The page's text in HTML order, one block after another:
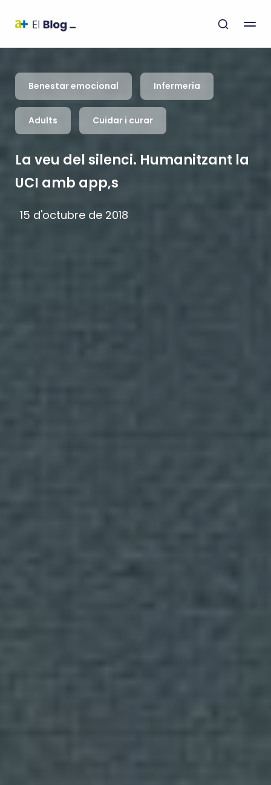
Benestar emocional Infermeria
Adults Cuidar i curar
La veu del silenci. Humanitzant la
UCI amb app,s
15 d'octubre de 2018